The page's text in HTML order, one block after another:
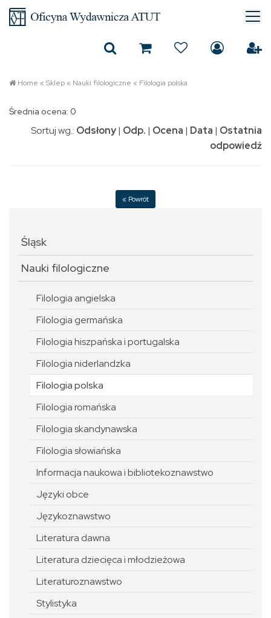
Home «Sklep« Nauki filologiczne « Filologia polska
Średnia ocena: 0
Sortuj wg.: Odsłony| Odp. | Ocena | Data | Ostatnia
odpowiedź
« Powrót
Śląsk
Nauki filologiczne
Filologia angielska
Filologia germańska
Filologia hiszpańska i portugalska
Filologia niderlandzka
Filologia polska
Filologia romańska
Filologia skandynawska
Filologia słowiańska
Informacja naukowa i bibliotekoznawstwo
Języki obce
Językoznawstwo
Literatura dawna
Literatura dziecięca i młodzieżowa
Literaturoznawstwo
Stylistyka